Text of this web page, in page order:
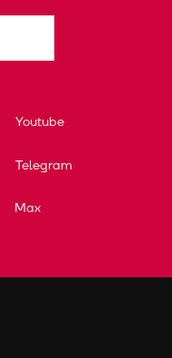
Youtube
Telegram
Max